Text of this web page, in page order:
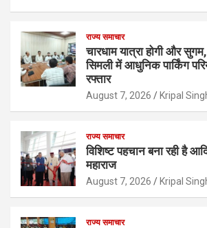
राज्य समाचार
चारधाम यात्रा होगी और
सिमली में आधुनिक पार्किंग
रफ्तार
August 7, 2026 Kripal
राज्य समाचार
विशिष्ट पहचान बना रही है
महाराज
August 7, 2026 Kripal
राज्य समाचार